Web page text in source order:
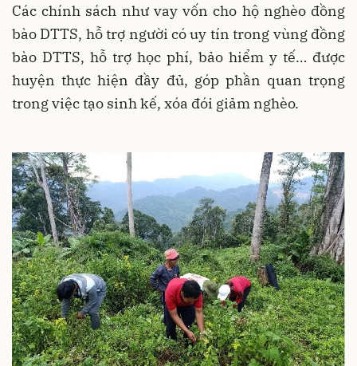
Các chính sách như vay vốn cho hộ nghèo đồng
bào DTTS, hỗ trợ người có uy tín trong vùng đồng
bào DTTS, hỗ trợ học phí, bảo hiểm y tế… được
huyện thực hiện đầy đủ, góp phần quan trọng
trong việc tạo sinh kế, xóa đói giảm nghèo.